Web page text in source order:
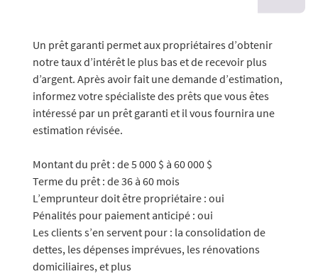
Un prêt garanti permet aux propriétaires d’obtenir
notre taux d’intérêt le plus bas et de recevoir plus
d’argent. Après avoir fait une demande d’estimation,
informez votre spécialiste des prêts que vous êtes
intéressé par un prêt garanti et il vous fournira une
estimation révisée.
Montant du prêt : de 5 000 $ à 60 000 $
Terme du prêt : de 36 à 60 mois
L’emprunteur doit être propriétaire : oui
Pénalités pour paiement anticipé : oui
Les clients s’en servent pour : la consolidation de
dettes, les dépenses imprévues, les rénovations
domiciliaires, et plus